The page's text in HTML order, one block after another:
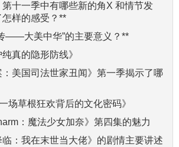
十一季中有哪些新的角X 和情节发
样的感受？**
——大美中华”的主要意义？**
真的隐形防线》
：美国司法世家丑闻》第一季揭示了哪
场草根狂欢背后的文化密码》
：魔法少女加奈》第四集的魅力
：我在末世当大佬》的剧情主要讲述